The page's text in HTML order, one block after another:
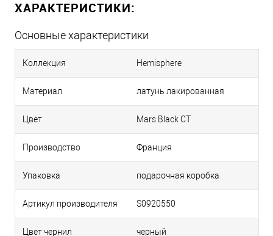
ХАРАКТЕРИСТИКИ:
Основные характеристики
Коллекция Hemisphere
Материал латунь лакированная
Цвет Mars Black CT
Производство Франция
Упаковка подарочная коробка
Артикул производителя S0920550
Цвет чернил черный